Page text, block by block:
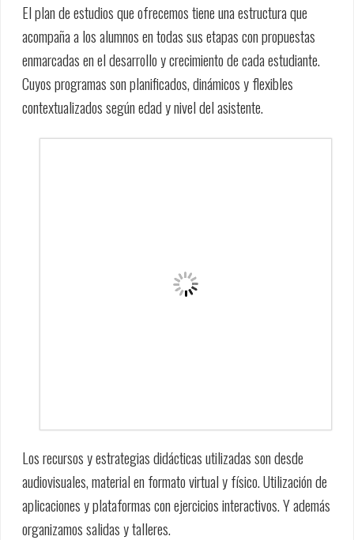
El plan de estudios que ofrecemos tiene una estructura que
acompaña a los alumnos en todas sus etapas con propuestas
enmarcadas en el desarrollo y crecimiento de cada estudiante.
Cuyos programas son planificados, dinámicos y flexibles
contextualizados según edad y nivel del asistente.
Los recursos y estrategias didácticas utilizadas son desde
audiovisuales, material en formato virtual y físico. Utilización de
aplicaciones y plataformas con ejercicios interactivos. Y además
organizamos salidas y talleres.